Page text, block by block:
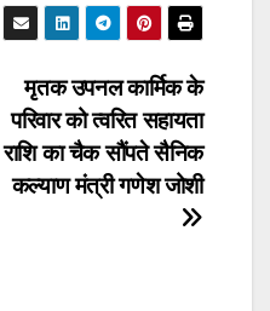
मृतक उपनल कार्मिक के
परिवार को त्वरित सहायता
राशि का चैक सौंपते सैनिक
कल्याण मंत्री गणेश जोशी